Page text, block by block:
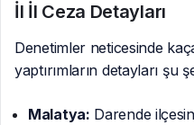
İl İl Ceza Detayları
Denetimler neticesinde
yaptırımların detayları şu
Malatya: Darende